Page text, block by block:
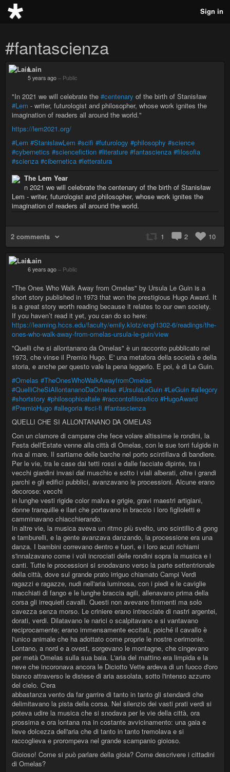
Sign in
#fantascienza
Lain
5 years ago – Public
"In 2021 we will celebrate the #centenary of the birth of Stanisław
#Lem - writer, futurologist and philosopher, whose work ignites the
imagination of readers all around the world."
https://lem2021.org/
#Lem #StanislawLem #scifi #futurology #philosophy #science
#cybernetics #sciencefiction #literature #fantascienza #filosofia
#scienza #cibernetica #letteratura
The Lem Year
n 2021 we will celebrate the centenary of the birth of Stanisław
Lem - writer, futurologist and philosopher, whose work ignites the
imagination of readers all around the world.
2 comments 1 2 10
Lain
6 years ago – Public
"The Ones Who Walk Away from Omelas" by Ursula Le Guin is a
short story published in 1973 that won the prestigious Hugo Award. It
is a great story worth reading because it relates to our own society.
If you haven’t read it yet, you can do so here:
https://learning.hccs.edu/faculty/emily.klotz/engl1302-6/readings/the-
ones-who-walk-away-from-omelas-ursula-le-guin/view
"Quelli che si allontanano da Omelas" è un racconto pubblicato nel
1973, che vinse il Premio Hugo. E' una metafora della società e della
storia, e anche per questo vale la pena leggerlo. E poi, è di Le Guin.
#Omelas #TheOnesWhoWalkAwayfromOmelas
#QuelliCheSiAllontananoDaOmelas #UrsulaLeGuin #LeGuin #allegory
#shortstory #philosophicaltale #raccontofilosofico #HugoAward
#PremioHugo #allegoria #sci-fi #fantascienza
QUELLI CHE SI ALLONTANANO DA OMELAS
Con un clamore di campane che fece volare altissime le rondini, la
Festa dell'Estate venne alla città di Omelas, con le sue torri fulgide in
riva al mare. Il sartiame delle barche nel porto scintillava di bandiere.
Per le vie, tra le case dai tetti rossi e dalle facciate dipinte, tra i
vecchi giardini invasi dal muschio e sotto i viali alberati, oltre i grandi
parchi e gli edifici pubblici, avanzavano le processioni. Alcune erano
decorose: vecchi
in lunghe vesti rigide color malva e grigie, gravi maestri artigiani,
donne tranquille e ilari che portavano in braccio i loro figlioletti e
camminavano chiacchierando.
In altre vie, la musica aveva un ritmo più svelto, uno scintillio di gong
e tamburelli, e la gente avanzava danzando, la processione era una
danza. I bambini correvano dentro e fuori, e i loro acuti richiami
s'innalzavano come i voli incrociati delle rondini sopra la musica e i
canti. Tutte le processioni si snodavano verso la parte settentrionale
della città, dove sul grande prato irriguo chiamato Campi Verdi
ragazzi e ragazze, nudi nell'aria luminosa, con i piedi e le caviglie
macchiati di fango e le lunghe braccia agili, allenavano prima della
corsa gli irrequieti cavalli. Questi non avevano finimenti ma solo
cavezza senza morso. Le criniere erano intrecciate di nastri argentei,
dorati, verdi. Dilatavano le narici o scalpitavano e si vantavano
reciprocamente; erano immensamente eccitati, poiché il cavallo è
l'unico animale che ha adottato come proprie le nostre cerimonie.
Lontano, a nord e a ovest, sorgevano le montagne, che cingevano
per metà Omelas sulla sua baia. L'aria del mattino era limpida e la
neve che incoronava ancora le Diciotto Vette ardeva di un fuoco d'oro
bianco attraverso le distese di aria assolata, sotto l'intenso azzurro
del cielo. C'era
abbastanza vento da far garrire di tanto in tanto gli stendardi che
delimitavano la pista della corsa. Nel silenzio dei vasti prati verdi si
poteva udire la musica che si snodava per le vie della città, ora
prossima e ora lontana ma in costante avvicinamento: una gaia e
lieve dolcezza dell'aria che di tanto in tanto tremolava e si
raccoglieva e prorompeva nel grande scampanio gioioso.
Gioioso! Come si può parlare della gioia? Come descrivere i cittadini
di Omelas?